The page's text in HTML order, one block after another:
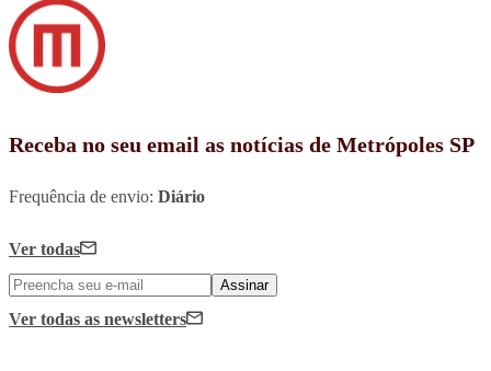
Receba no seu email as notícias de Metrópoles SP
Frequência de envio: Diário
Ver todas
Assinar
Ver todas as newsletters